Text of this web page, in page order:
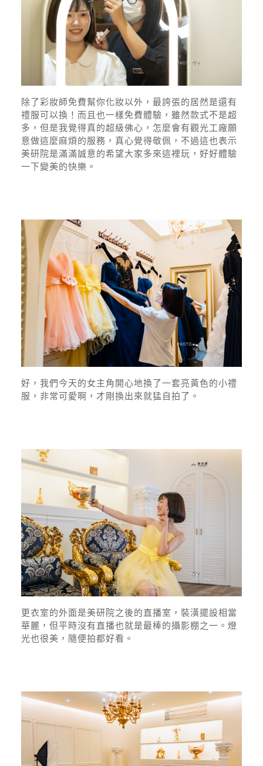
除了彩妝師免費幫你化妝以外，最誇張的居然是還有
禮服可以換！而且也一樣免費體驗，雖然款式不是超
多，但是我覺得真的超級佛心，怎麼會有觀光工廠願
意做這麼麻煩的服務，真心覺得敬佩，不過這也表示
美研院是滿滿誠意的希望大家多來這裡玩，好好體驗
一下變美的快樂。
好，我們今天的女主角開心地換了一套亮黃色的小禮
服，非常可愛啊，才剛換出來就猛自拍了。
更衣室的外面是美研院之後的直播室，裝潢擺設相當
華麗，但平時沒有直播也就是最棒的攝影棚之一。燈
光也很美，隨便拍都好看。